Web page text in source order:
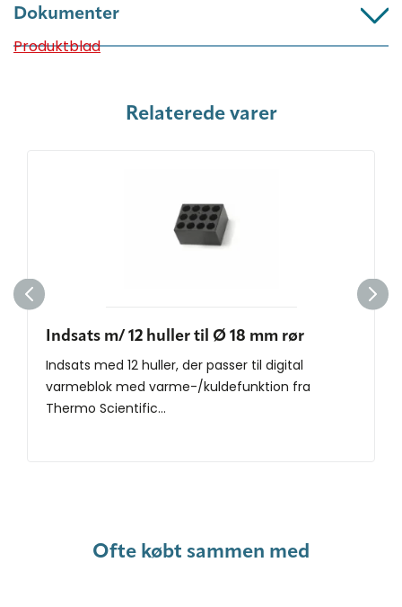
Dokumenter
Produktblad
Relaterede varer
Indsats m/ 12 huller til Ø 18 mm rør
Indsats med 12 huller, der passer til digital
varmeblok med varme-/kuldefunktion fra
Thermo Scientific...
Ofte købt sammen med